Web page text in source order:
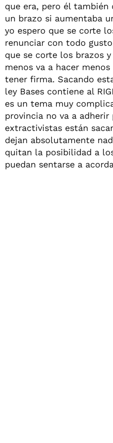
que era, pero él
un brazo si aumentaba
yo espero que se corte
renunciar con todo
que se corte los brazos
menos va a hacer
tener firma. Sacando
ley Bases contiene al
es un tema muy
provincia no va a
extractivistas están
dejan absolutamente
quitan la posibilidad a
puedan sentarse a